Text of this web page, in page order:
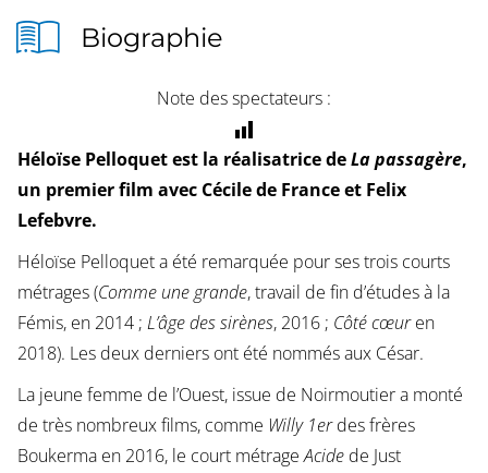
Biographie
Note des spectateurs :
Héloïse Pelloquet est la réalisatrice deLa passagère,
un premier film avec Cécile de France et Felix
Lefebvre.
Héloïse Pelloquet a été remarquée pour ses trois courts
métrages (Comme une grande, travail de fin d’études à la
Fémis, en 2014 ; L’âge des sirènes, 2016 ; Côtécœuren
2018). Les deux derniers ont été nommés aux César.
La jeune femme de l’Ouest, issue de Noirmoutier a monté
de très nombreux films, comme Willy 1erdes frères
Boukerma en 2016, le court métrageAcidede Just